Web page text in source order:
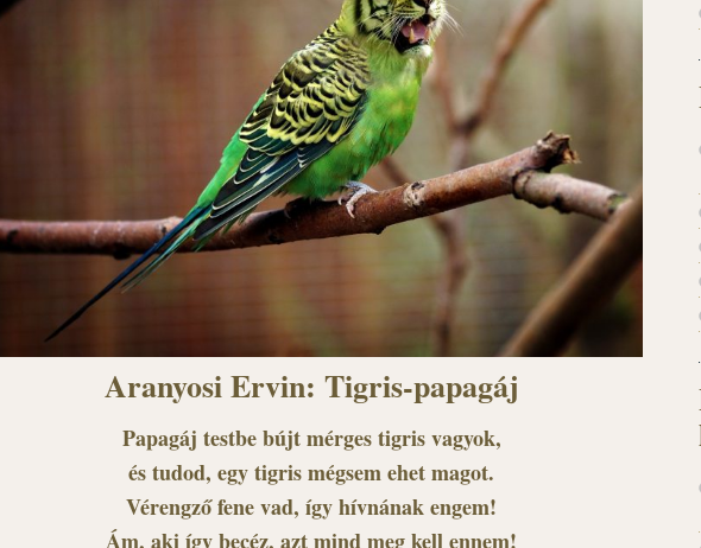
Aranyosi Ervin: Tigris-papagáj
Papagáj testbe bújt mérges tigris vagyok,
és tudod, egy tigris mégsem ehet magot.
Vérengző fene vad, így hívnának engem!
Ám, aki így becéz, azt mind meg kell ennem!